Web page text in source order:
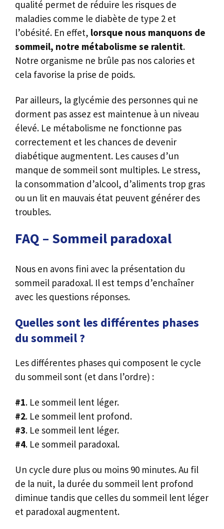
qualité permet de réduire les risques de
maladies comme le diabète de type 2 et
l’obésité. En effet, lorsque nous manquons de
sommeil, notre métabolisme se ralentit.
Notre organisme ne brûle pas nos calories et
cela favorise la prise de poids.
Par ailleurs, la glycémie des personnes qui ne
dorment pas assez est maintenue à un niveau
élevé. Le métabolisme ne fonctionne pas
correctement et les chances de devenir
diabétique augmentent. Les causes d’un
manque de sommeil sont multiples. Le stress,
la consommation d’alcool, d’aliments trop gras
ou un lit en mauvais état peuvent générer des
troubles.
FAQ – Sommeil paradoxal
Nous en avons fini avec la présentation du
sommeil paradoxal. Il est temps d’enchaîner
avec les questions réponses.
Quelles sont les différentes phases
du sommeil ?
Les différentes phases qui composent le cycle
du sommeil sont (et dans l’ordre) :
#1. Le sommeil lent léger.
#2. Le sommeil lent profond.
#3. Le sommeil lent léger.
#4. Le sommeil paradoxal.
Un cycle dure plus ou moins 90 minutes. Au fil
de la nuit, la durée du sommeil lent profond
diminue tandis que celles du sommeil lent léger
et paradoxal augmentent.